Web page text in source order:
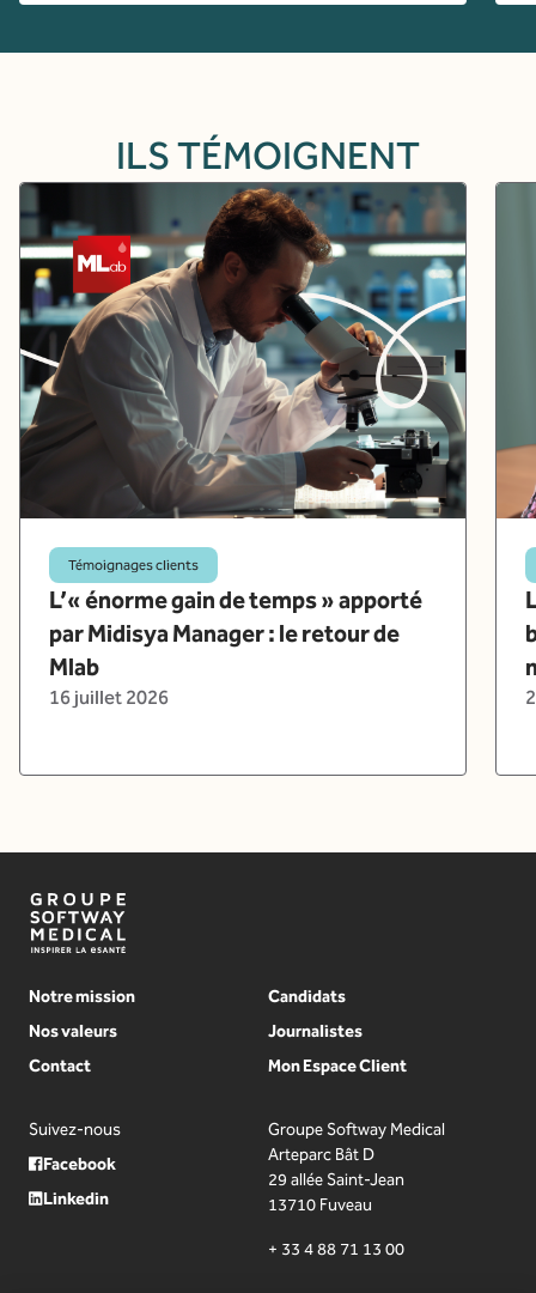
ILS TÉMOIGNENT
Témoignages clients
L’« énorme gain de temps » apporté
par Midisya Manager : le retour de
Mlab
16 juillet 2026
Notre mission
Nos valeurs
Contact
Candidats
Journalistes
Mon Espace Client
Suivez-nous
Facebook
Linkedin
Groupe Softway Medical
Arteparc Bât D
29 allée Saint-Jean
13710 Fuveau
+ 33 4 88 71 13 00